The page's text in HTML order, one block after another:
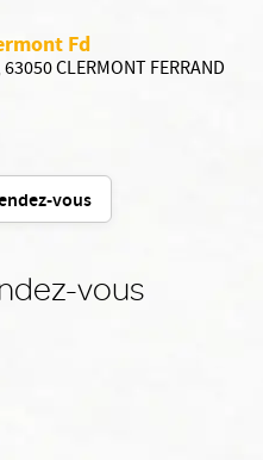
Fd
CLERMONT FERRAND
vous
vous